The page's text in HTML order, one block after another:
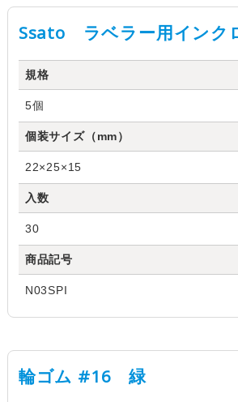
Ssato ラベラー用インク
規格
5個
個装サイズ（mm）
22×25×15
入数
30
商品記号
N03SPI
輪ゴム #16 緑